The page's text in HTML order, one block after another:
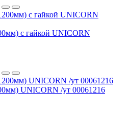
с гайкой UNICORN
UNICORN /ут 00061216